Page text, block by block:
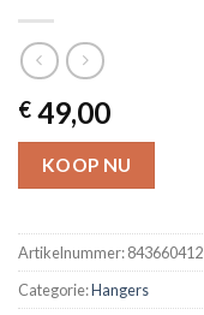
€ 49,00
KOOP NU
Artikelnummer:
Categorie:Hangers